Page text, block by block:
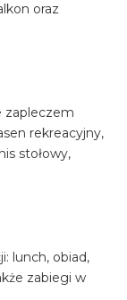
oraz
zapleczem
rekreacyjny,
stołowy,
lunch, obiad,
zabiegi w